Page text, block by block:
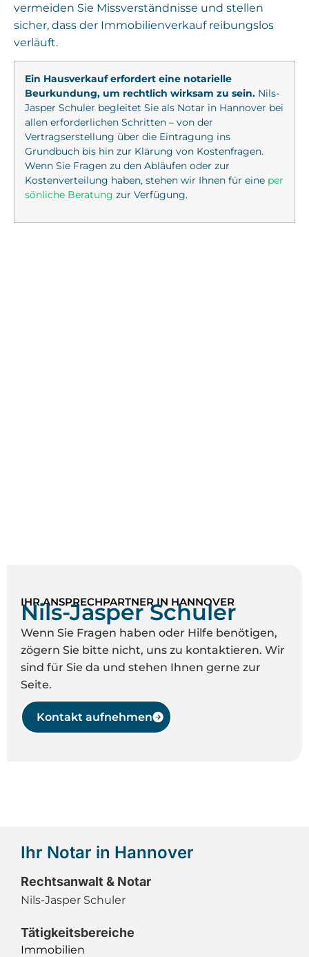
vermeiden Sie Missverständnisse und stellen
sicher, dass der Immobilienverkauf reibungslos
verläuft.
Ein Hausverkauf erfordert eine notarielle
Beurkundung, um rechtlich wirksam zu sein. Nils-
Jasper Schuler begleitet Sie als Notar in Hannover bei
allen erforderlichen Schritten – von der
Vertragserstellung über die Eintragung ins
Grundbuch bis hin zur Klärung von Kostenfragen.
Wenn Sie Fragen zu den Abläufen oder zur
Kostenverteilung haben, stehen wir Ihnen für eine per
sönliche Beratung zur Verfügung.
IHR ANSPRECHPARTNER IN HANNOVER
Nils-Jasper Schuler
Wenn Sie Fragen haben oder Hilfe benötigen,
zögern Sie bitte nicht, uns zu kontaktieren. Wir
sind für Sie da und stehen Ihnen gerne zur
Seite.
Kontakt aufnehmen
Ihr Notar in Hannover
Rechtsanwalt & Notar
Nils-Jasper Schuler
Tätigkeitsbereiche
Immobilien